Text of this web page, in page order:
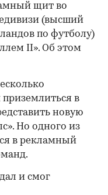
щит во
(высший
по футболу)
II». Об этом
в
новую
Но одного из
в рекламный
и смог